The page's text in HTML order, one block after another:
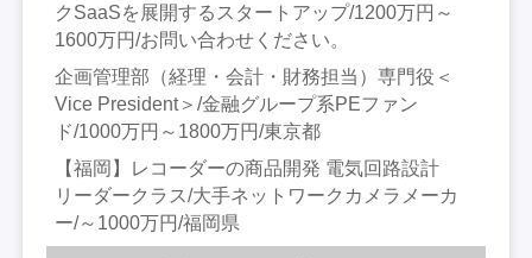
クSaaSを展開するスタートアップ/1200万円～
1600万円/お問い合わせください。
企画管理部（経理・会計・財務担当）専門役＜
Vice President＞/金融グループ系PEファン
ド/1000万円～1800万円/東京都
【福岡】レコーダーの商品開発 電気回路設計
リーダークラス/大手ネットワークカメラメーカ
ー/～1000万円/福岡県